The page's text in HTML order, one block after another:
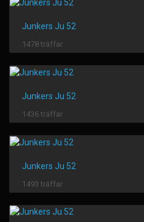
Junkers Ju 52
1478 träffar
Junkers Ju 52
1436 träffar
Junkers Ju 52
1493 träffar